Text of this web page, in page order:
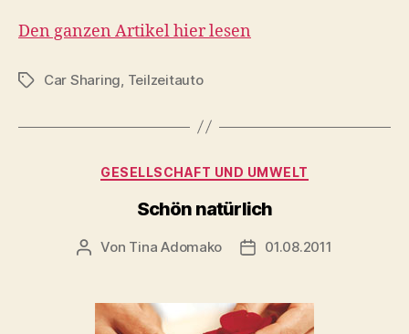
Den ganzen Artikel hier lesen
Schlagwörter
Car Sharing Teilzeitauto
Kategorien
GESELLSCHAFT UND UMWELT
Schön natürlich
Beitragsautor
Von Tina Adomako Veröffentlichungsdatum
01.08.2011